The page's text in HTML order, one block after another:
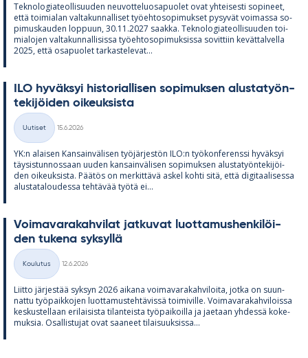
Tek­no­lo­gia­teol­li­suu­den neu­vot­te­luos­a­puo­let ovat yh­tei­sesti so­pi­neet,
että toi­mia­lan val­ta­kun­nal­li­set työ­eh­to­so­pi­muk­set py­sy­vät voi­massa so­
pi­mus­kau­den lop­puun, 30.11.2027 saakka. Tek­no­lo­gia­teol­li­suu­den toi­
mia­lo­jen val­ta­kun­nal­li­sissa työ­eh­to­so­pi­muk­sissa so­vit­tiin ke­vät­tal­vella
2025, että os­a­puo­let tar­kas­te­le­vat...
ILO hy­väk­syi his­to­rial­li­sen so­pi­muk­sen alus­ta­työn­
te­ki­jöi­den oi­keuk­sista
Kategoriat
Uutiset
15.6.2026
YK:n alai­sen Kan­sain­vä­li­sen työ­jär­jes­tön ILO:n työ­kon­fe­renssi hy­väk­syi
täy­sis­tun­nos­saan uu­den kan­sain­vä­li­sen so­pi­muk­sen alus­ta­työn­te­ki­jöi­
den oi­keuk­sista. Pää­tös on mer­kit­tävä as­kel kohti sitä, että di­gi­taa­li­sessa
alus­ta­ta­lou­dessa teh­tä­vää työtä ei...
Voi­ma­va­ra­kah­vi­lat jat­ku­vat luot­ta­mus­hen­ki­löi­
den tu­kena syk­syllä
Kategoriat
Koulutus
12.6.2026
Liitto jär­jes­tää syk­syn 2026 ai­kana voi­ma­va­ra­kah­vi­loita, jotka on suun­
nattu työ­paik­ko­jen luot­ta­mus­teh­tä­vissä toi­mi­ville. Voi­ma­va­ra­kah­vi­loissa
kes­kus­tel­laan eri­lai­sista ti­lan­teista työ­pai­koilla ja jae­taan yh­dessä ko­ke­
muk­sia. Osal­lis­tu­jat ovat saa­neet ti­lai­suuk­sissa...